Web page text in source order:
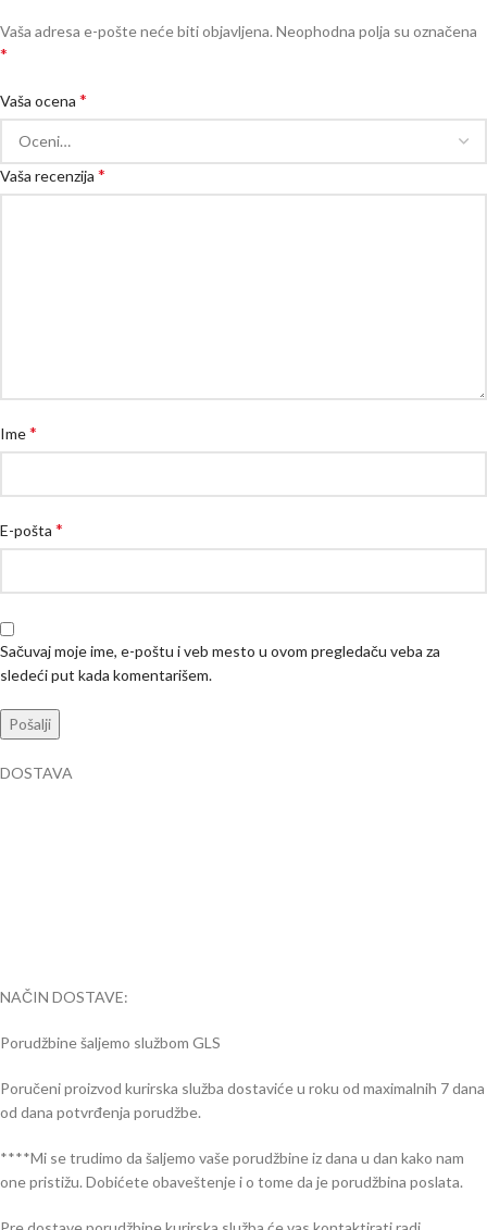
Vaša adresa e-pošte neće biti objavljena.Neophodna polja su označena
*
Vaša ocena *
Vaša recenzija *
Ime*
E-pošta *
Sačuvaj moje ime, e-poštu i veb mesto u ovom pregledaču veba za
sledeći put kada komentarišem.
DOSTAVA
NAČIN DOSTAVE:
Porudžbine šaljemo službom GLS
Poručeni proizvod kurirska služba dostaviće u roku od maximalnih 7 dana
od dana potvrđenja porudžbe.
****Mi se trudimo da šaljemo vaše porudžbine iz dana u dan kako nam
one pristižu. Dobićete obaveštenje i o tome da je porudžbina poslata.